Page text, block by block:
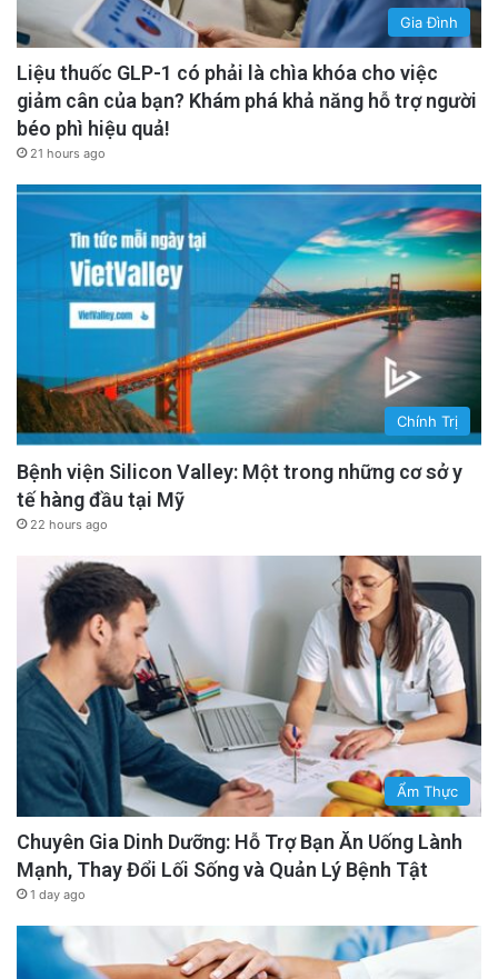
Gia Đình
Liệu thuốc GLP-1 có phải là chìa khóa cho việc
giảm cân của bạn? Khám phá khả năng hỗ trợ người
béo phì hiệu quả!
21 hours ago
Chính Trị
Bệnh viện Silicon Valley: Một trong những cơ sở y
tế hàng đầu tại Mỹ
22 hours ago
Ẩm Thực
Chuyên Gia Dinh Dưỡng: Hỗ Trợ Bạn Ăn Uống Lành
Mạnh, Thay Đổi Lối Sống và Quản Lý Bệnh Tật
1 day ago